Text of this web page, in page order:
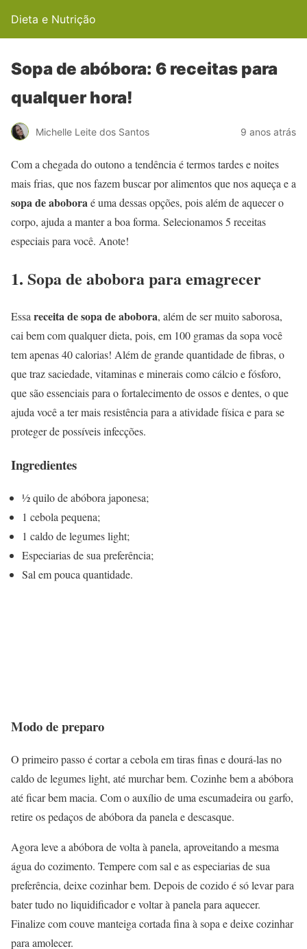
Dieta e Nutrição
Sopa de abóbora: 6 receitas para
qualquer hora!
Michelle Leite dos Santos 9 anos atrás
Com a chegada do outono a tendência é termos tardes e noites
mais frias, que nos fazem buscar por alimentos que nos aqueça e a
sopa de aboboraé uma dessas opções, pois além de aquecer o
corpo, ajuda a manter a boa forma. Selecionamos 5 receitas
especiais para você. Anote!
1. Sopa de abobora para emagrecer
Essa receita de sopa de abobora, além de ser muito saborosa,
cai bem com qualquer dieta, pois, em 100 gramas da sopa você
tem apenas 40 calorias! Além de grande quantidade de fibras, o
que traz saciedade, vitaminas e minerais como cálcio e fósforo,
que são essenciais para o fortalecimento de ossos e dentes, o que
ajuda você a ter mais resistência para a atividade física e para se
proteger de possíveis infecções.
Ingredientes
½ quilo de abóbora japonesa;
1 cebola pequena;
1 caldo de legumes light;
Especiarias de sua preferência;
Sal em pouca quantidade.
Modo de preparo
O primeiro passo é cortar a cebola em tiras finas e dourá-las no
caldo de legumes light, até murchar bem. Cozinhe bem a abóbora
até ficar bem macia. Com o auxílio de uma escumadeira ou garfo,
retire os pedaços de abóbora da panela e descasque.
Agora leve a abóbora de volta à panela, aproveitando a mesma
água do cozimento. Tempere com sal e as especiarias de sua
preferência, deixe cozinhar bem. Depois de cozido é só levar para
bater tudo no liquidificador e voltar à panela para aquecer.
Finalize com couve manteiga cortada fina à sopa e deixe cozinhar
para amolecer.